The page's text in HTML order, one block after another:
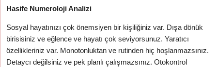
Hasife Numeroloji Analizi
Sosyal hayatınızı çok önemsiyen bir kişiliğiniz var. Dışa dönük
birisisiniz ve eğlence ve hayatı çok seviyorsunuz. Yaratıcı
özellikleriniz var. Monotonluktan ve rutinden hiç hoşlanmazsınız.
Detaycı değilsiniz ve pek planlı çalışmazsınız. Otokontrol